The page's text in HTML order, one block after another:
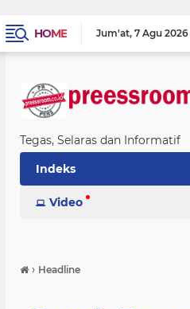
HOME
Jum'at 7 Agu 2026
Tegas, Selaras dan Informatif
Indeks
Video
› Headline